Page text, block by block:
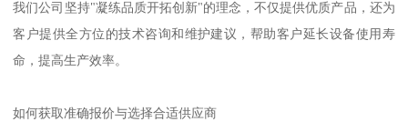
我们公司坚持"凝练品质开拓创新"的理念，不仅提供优质产品，还为
客户提供全方位的技术咨询和维护建议，帮助客户延长设备使用寿
命，提高生产效率。
如何获取准确报价与选择合适供应商